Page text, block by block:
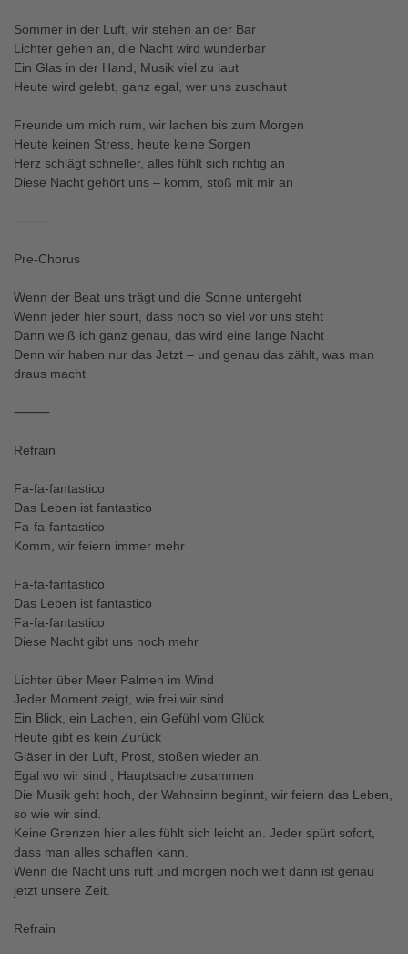
Sommer in der Luft, wir stehen an der Bar
Lichter gehen an, die Nacht wird wunderbar
Ein Glas in der Hand, Musik viel zu laut
Heute wird gelebt, ganz egal, wer uns zuschaut
Freunde um mich rum, wir lachen bis zum Morgen
Heute keinen Stress, heute keine Sorgen
Herz schlägt schneller, alles fühlt sich richtig an
Diese Nacht gehört uns – komm, stoß mit mir an
⸻
Pre-Chorus
Wenn der Beat uns trägt und die Sonne untergeht
Wenn jeder hier spürt, dass noch so viel vor uns steht
Dann weiß ich ganz genau, das wird eine lange Nacht
Denn wir haben nur das Jetzt – und genau das zählt, was man
draus macht
⸻
Refrain
Fa-fa-fantastico
Das Leben ist fantastico
Fa-fa-fantastico
Komm, wir feiern immer mehr
Fa-fa-fantastico
Das Leben ist fantastico
Fa-fa-fantastico
Diese Nacht gibt uns noch mehr
Lichter über Meer Palmen im Wind
Jeder Moment zeigt, wie frei wir sind
Ein Blick, ein Lachen, ein Gefühl vom Glück
Heute gibt es kein Zurück
Gläser in der Luft, Prost, stoßen wieder an.
Egal wo wir sind , Hauptsache zusammen
Die Musik geht hoch, der Wahnsinn beginnt, wir feiern das Leben,
so wie wir sind.
Keine Grenzen hier alles fühlt sich leicht an. Jeder spürt sofort,
dass man alles schaffen kann.
Wenn die Nacht uns ruft und morgen noch weit dann ist genau
jetzt unsere Zeit.
Refrain